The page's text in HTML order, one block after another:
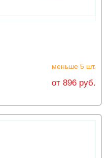
меньше 5 шт.
от 896 руб.